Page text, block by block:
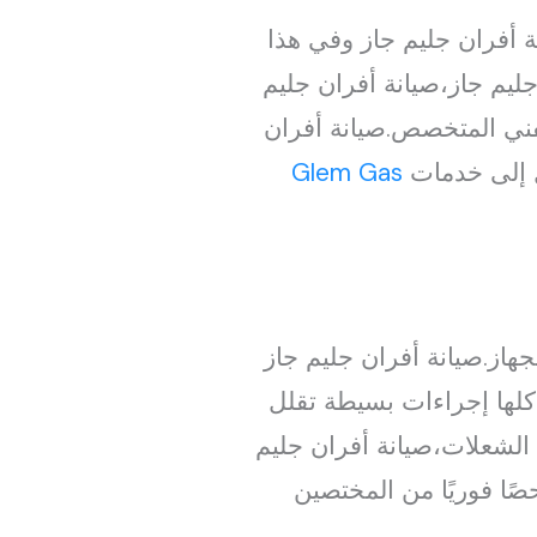
أفران جليم جاز وفي هذا
جاز،صيانة أفران جليم
المتخصص.صيانة أفران
إلى خدمات Glem Gas
أفران جليم جاز
إجراءات بسيطة تقلل
أفران جليم
فوريًا من المختصين